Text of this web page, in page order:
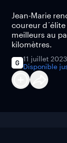
Jean-Marie
coureur
meilleurs au
kilomètres.
11 juillet 2023
Disponible